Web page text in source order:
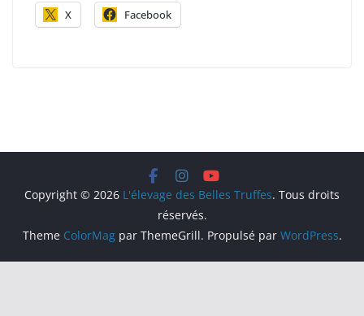
X Facebook
Copyright © 2026 L'élevage des Belles Truffes. Tous droits
réservés.
Theme ColorMagpar ThemeGrill. Propulsé par WordPress.